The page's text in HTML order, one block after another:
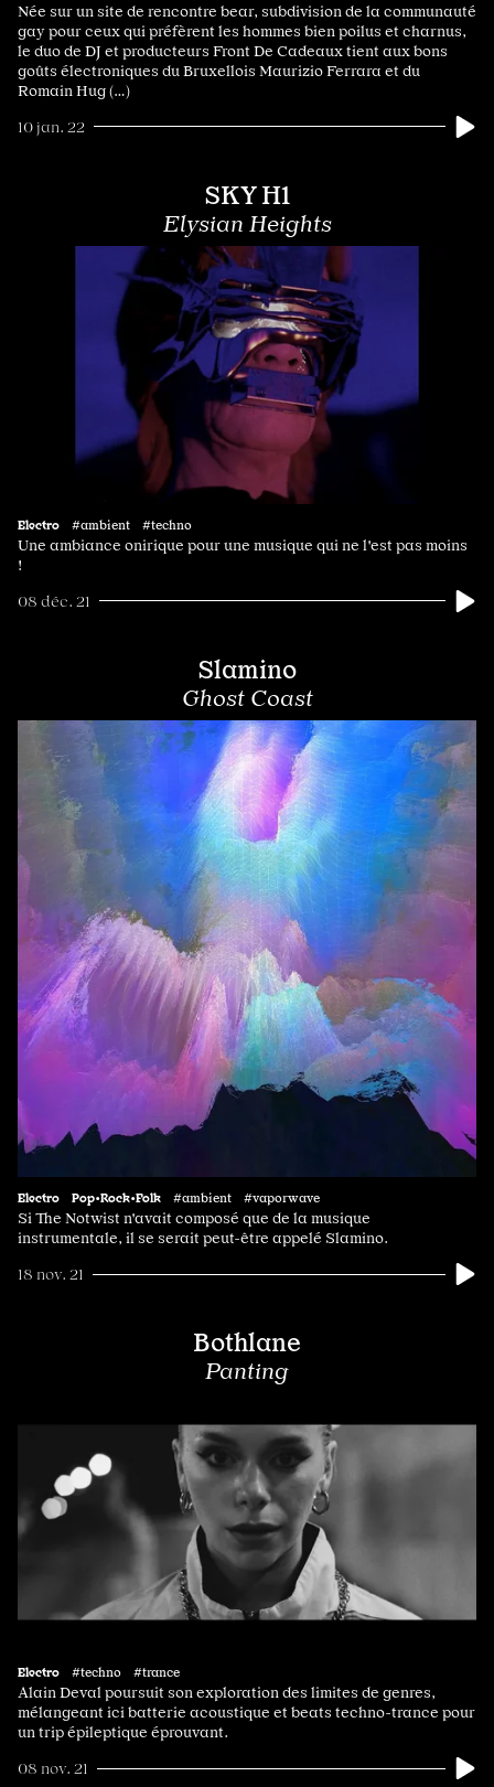
Née sur un site de rencontre bear, subdivision de la communauté
gay pour ceux qui préfèrent les hommes bien poilus et charnus,
le duo de DJ et producteurs Front De Cadeaux tient aux bons
goûts électroniques du Bruxellois Maurizio Ferrara et du
Romain Hug (…)
10 jan. 22
SKY H1
Elysian Heights
Electro #ambient #techno
Une ambiance onirique pour une musique qui ne l'est pas moins
!
08 déc. 21
Slamino
Ghost Coast
Electro Pop•Rock•Folk #ambient #vaporwave
Si The Notwist n'avait composé que de la musique
instrumentale, il se serait peut-être appelé Slamino.
18 nov. 21
Bothlane
Panting
Electro #techno #trance
Alain Deval poursuit son exploration des limites de genres,
mélangeant ici batterie acoustique et beats techno-trance pour
un trip épileptique éprouvant.
08 nov. 21